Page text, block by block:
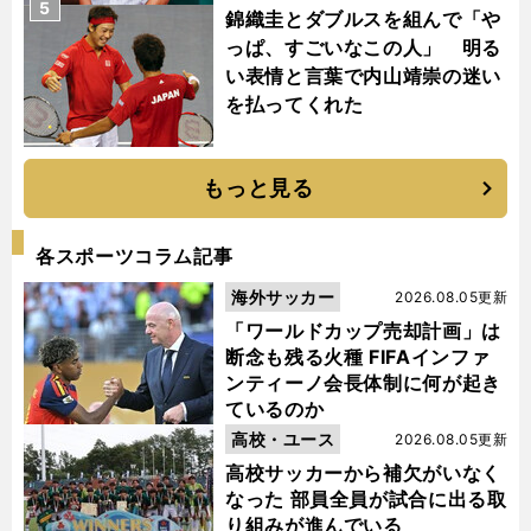
錦織圭とダブルスを組んで「や
っぱ、すごいなこの人」 明る
い表情と言葉で内山靖崇の迷い
を払ってくれた
5
もっと見る
各スポーツコラム記事
「ワールドカップ売却計画」は
断念も残る火種 FIFAインファ
ンティーノ会長体制に何が起き
ているのか
2026.08.05更新
海外サッカー
高校サッカーから補欠がいなく
なった 部員全員が試合に出る取
り組みが進んでいる
2026.08.05更新
高校・ユース